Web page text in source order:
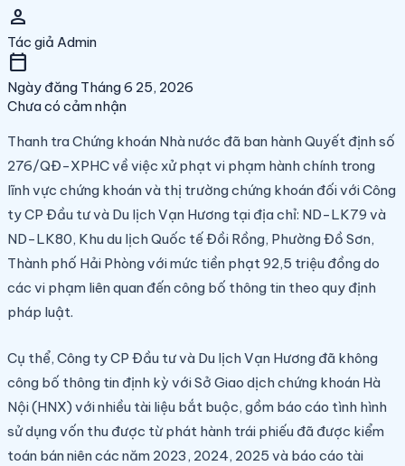
person
Tác giả Admin
calendar_today
Ngày đăng Tháng 6 25, 2026
Chưa có cảm nhận
Thanh tra Chứng khoán Nhà nước đã ban hành Quyết định số
276/QĐ-XPHC về việc xử phạt vi phạm hành chính trong
lĩnh vực chứng khoán và thị trường chứng khoán đối với Công
ty CP Đầu tư và Du lịch Vạn Hương tại địa chỉ: ND-LK79 và
ND-LK80, Khu du lịch Quốc tế Đồi Rồng, Phường Đồ Sơn,
Thành phố Hải Phòng với mức tiền phạt 92,5 triệu đồng do
các vi phạm liên quan đến công bố thông tin theo quy định
pháp luật.
Cụ thể, Công ty CP Đầu tư và Du lịch Vạn Hương đã không
công bố thông tin định kỳ với Sở Giao dịch chứng khoán Hà
Nội (HNX) với nhiều tài liệu bắt buộc, gồm báo cáo tình hình
sử dụng vốn thu được từ phát hành trái phiếu đã được kiểm
toán bán niên các năm 2023, 2024, 2025 và báo cáo tài